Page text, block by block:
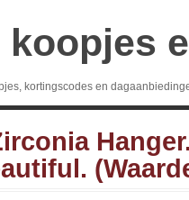
koopjes
kortingscodes en